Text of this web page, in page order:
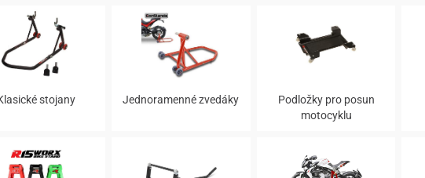
stojany Jednoramenné zvedáky
Podložky pro posun
motocyklu